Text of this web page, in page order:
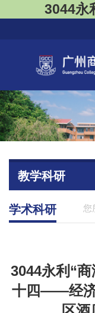
3044永
教学科研
您
学术科研
3044永利“
十四——经济